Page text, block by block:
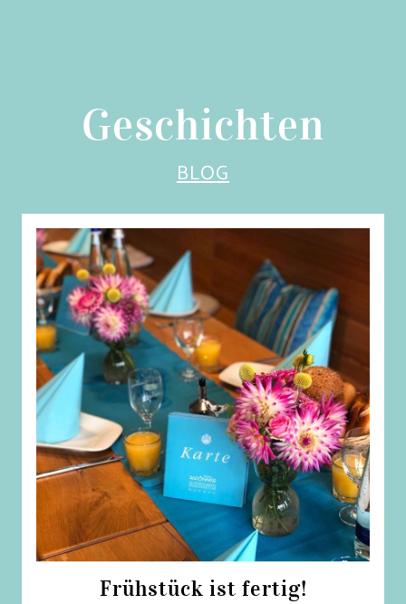
Geschichten
BLOG
Frühstück ist fertig!